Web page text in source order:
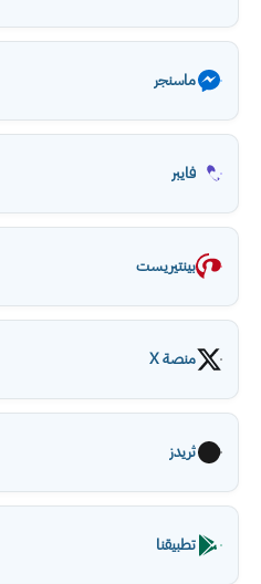
ماسنجر
فايبر
بينتيريست
منصة X
ثريدز
تطبيقنا